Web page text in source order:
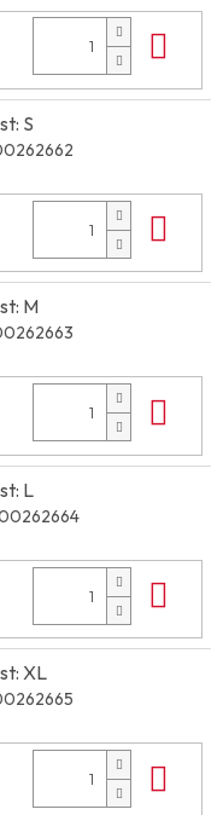
S
M
L
XL